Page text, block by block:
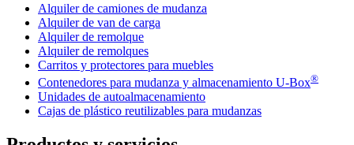
Alquiler de camiones de mudanza
Alquiler de van de carga
Alquiler de remolque
Alquiler de remolques
Carritos y protectores para muebles
Contenedores para mudanza y almacenamiento U-Box®
Unidades de autoalmacenamiento
Cajas de plástico reutilizables para mudanzas